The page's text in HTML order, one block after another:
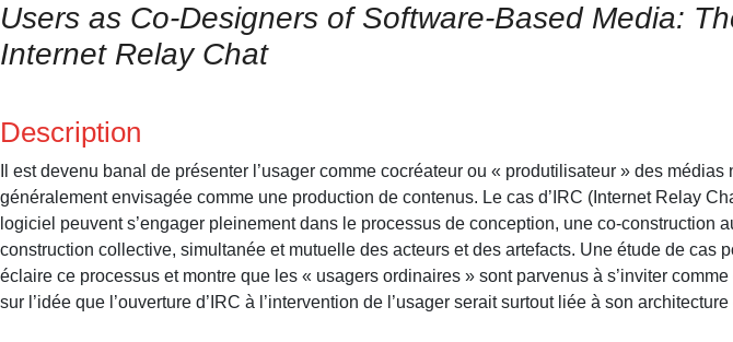
Users as Co-Designers of Software-Based Media:
Internet Relay Chat
Description
Il est devenu banal de présenter l’usager comme cocréateur ou « produtilisateur » des
généralement envisagée comme une production de contenus. Le cas d’IRC (Internet Relay
logiciel peuvent s’engager pleinement dans le processus de conception, une co-construction
construction collective, simultanée et mutuelle des acteurs et des artefacts. Une étude de cas
éclaire ce processus et montre que les « usagers ordinaires » sont parvenus à s’inviter
sur l’idée que l’ouverture d’IRC à l’intervention de l’usager serait surtout liée à son